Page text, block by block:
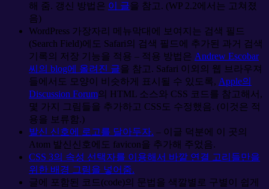
해 줌. 갱신 방법은 이 글을 참고. (WP 2.2에서는 고쳐졌
음)
WordPress 가장자리 메뉴막대에 보여지는 검색 필드
(Search Field)에도 Safari의 검색 필드에 추가된 과거 검색
기록의 저장 기능을 적용 – 적용 방법은 Andrew Escobar
씨의 blog에 올려진 글을 참고. Safari 이외의 웹 브라우져
들에서도 모양이 비슷하게 표시될 수 있도록, Apple의
Discussion Forum의 HTML 소스와 CSS 코드를 참고해서,
몇 가지 그림들을 추가하고 CSS도 수정했음. (이것은 적
용을 보류함.)
발신 신호에 로고를 달아두자. – 이글 덕분에 이 곳의
Atom 발신신호에도 favicon을 추가해 주었음.
CSS 3의 속성 선택자를 이용해서 바깥 연결 고리들만을
위한 배경 그림을 넣어줌.
글에 포함된 코드(code)의 문법을 색깔별로 구별이 쉽게